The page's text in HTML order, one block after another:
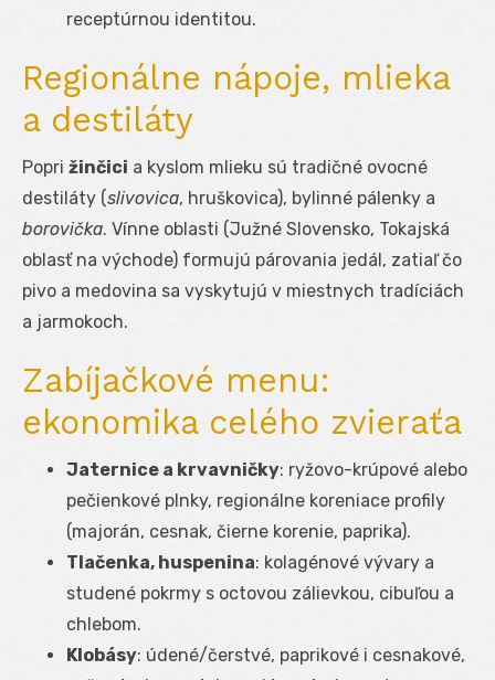
receptúrnou identitou.
Regionálne nápoje, mlieka
a destiláty
Popri žinčici a kyslom mlieku sú tradičné ovocné
destiláty (slivovica, hruškovica), bylinné pálenky a
borovička. Vínne oblasti (Južné Slovensko, Tokajská
oblasť na východe) formujú párovania jedál, zatiaľ čo
pivo a medovina sa vyskytujú v miestnych tradíciách
a jarmokoch.
Zabíjačkové menu:
ekonomika celého zvieraťa
Jaternice a krvavničky: ryžovo-krúpové alebo
pečienkové plnky, regionálne koreniace profily
(majorán, cesnak, čierne korenie, paprika).
Tlačenka, huspenina: kolagénové vývary a
studené pokrmy s octovou zálievkou, cibuľou a
chlebom.
Klobásy: údené/čerstvé, paprikové i cesnakové,